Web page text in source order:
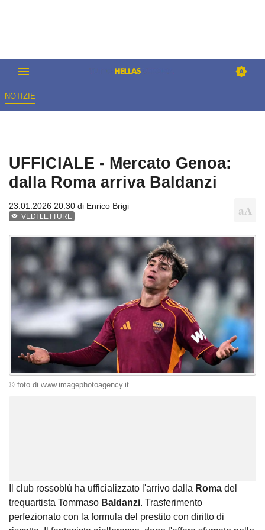
NOTIZIE
UFFICIALE - Mercato Genoa:
dalla Roma arriva Baldanzi
23.01.2026 20:30 di Enrico Brigi
VEDI LETTURE
© foto di www.imagephotoagency.it
Il club rossoblù ha ufficializzato l'arrivo dalla Roma del
trequartista Tommaso Baldanzi. Trasferimento
perfezionato con la formula del prestito con diritto di